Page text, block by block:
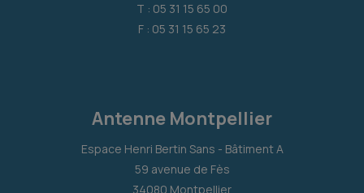
T : 05 31 15 65 00
F : 05 31 15 65 23
Antenne Montpellier
Espace Henri Bertin Sans - Bâtiment A
59 avenue de Fès
34080 Montpellier